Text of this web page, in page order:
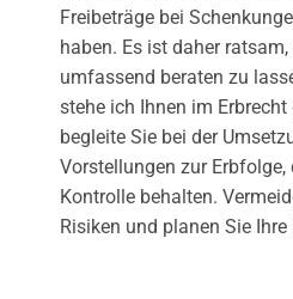
Freibeträge bei
haben. Es ist daher
umfassend beraten zu
stehe ich Ihnen im Erbrecht
begleite Sie bei der
Vorstellungen zur
Kontrolle behalten.
Risiken und planen Sie